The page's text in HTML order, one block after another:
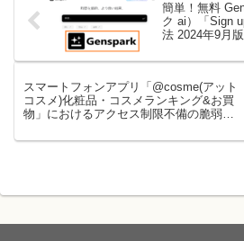
簡単！無料
ク ai）「Sign
法 2024年9月版
スマートフォンアプリ「@cosme(アット
コスメ)化粧品・コスメランキング&お買
物」におけるアクセス制限不備の脆弱性